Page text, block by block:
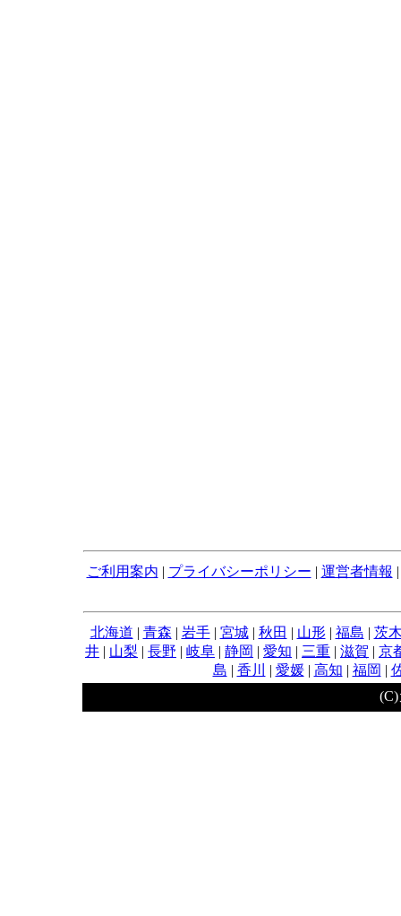
ご利用案内 | プライバシーポリシー | 運営者情報
北海道 | 青森 | 岩手| 宮城| 秋田 | 山形| 福島 | 茨
井 | 山梨 | 長野 | 岐阜 | 静岡 | 愛知 | 三重 | 滋賀 | 京
島 | 香川 | 愛媛| 高知 | 福岡 |